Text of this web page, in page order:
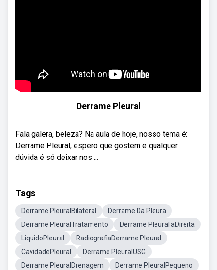
Derrame Pleural
Fala galera, beleza? Na aula de hoje, nosso tema é:
Derrame Pleural, espero que gostem e qualquer
dúvida é só deixar nos ...
Tags
Derrame PleuralBilateral
Derrame Da Pleura
Derrame PleuralTratamento
Derrame Pleural aDireita
LiquidoPleural
RadiografiaDerrame Pleural
CavidadePleural
Derrame PleuralUSG
Derrame PleuralDrenagem
Derrame PleuralPequeno